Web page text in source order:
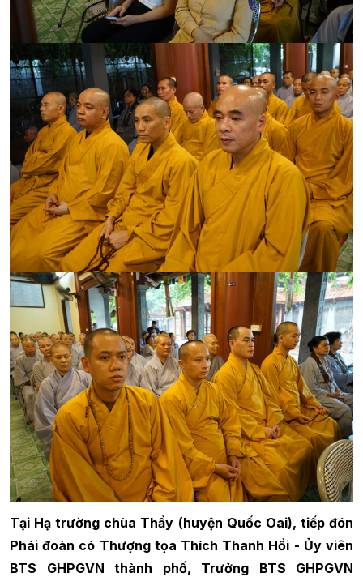
Tại Hạ trường chùa Thầy (huyện Quốc Oai), tiếp đón
Phái đoàn có Thượng tọa Thích Thanh Hồi - Ủy viên
BTS GHPGVN thành phố, Trưởng BTS GHPGVN